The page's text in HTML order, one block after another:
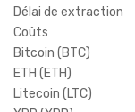
Délai de extraction
Coûts
Bitcoin (BTC)
ETH (ETH)
Litecoin (LTC)